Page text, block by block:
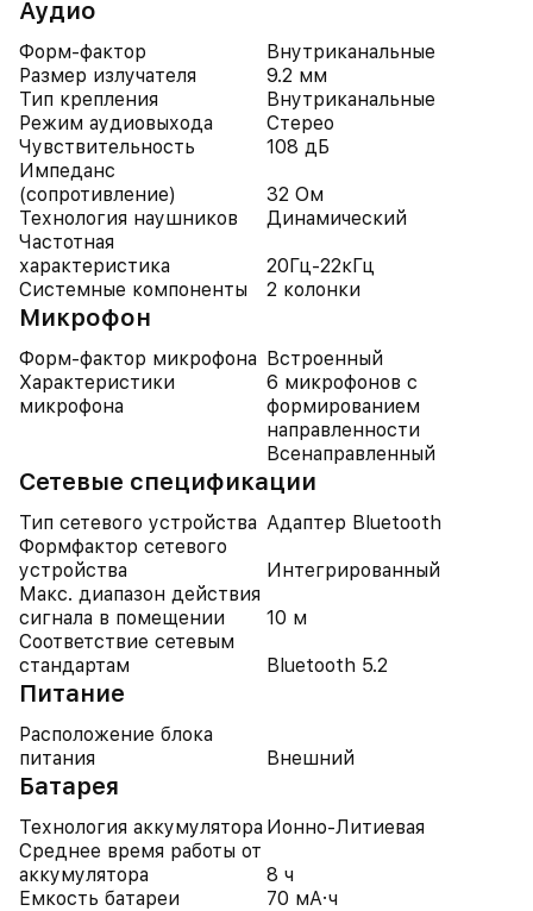
Аудио
Форм-фактор
Внутриканальные
Размер излучателя
9.2 мм
Тип крепления
Внутриканальные
Режим аудиовыхода
Стерео
Чувствительность
108 дБ
Импеданс
(сопротивление)
32 Ом
Технология наушников
Динамический
Частотная
характеристика
20Гц-22кГц
Системные компоненты
2 колонки
Микрофон
Форм-фактор микрофона Встроенный
Характеристики
микрофона
6 микрофонов с
формированием
направленности
Всенаправленный
Cетевые спецификации
Тип сетевого устройства Адаптер Bluetooth
Формфактор сетевого
устройства
Интегрированный
Макс. диапазон действия
сигнала в помещении
10 м
Соответствие сетевым
стандартам
Bluetooth 5.2
Питание
Расположение блока
питания
Внешний
Батарея
Технология аккумулятора Ионно-Литиевая
Среднее время работы от
аккумулятора
8 ч
Емкость батареи
70 мА·ч